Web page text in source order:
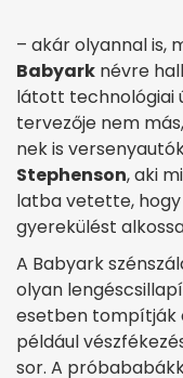
– akár olyannal is,
Babyark névre
látott technológiai
tervezője nem
nek is
Stephenson, aki
latba vetette,
gyerekülést
A Babyark
olyan
esetben tompítják
például
sor. A